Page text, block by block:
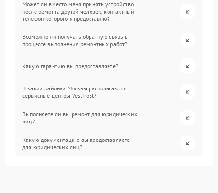
Может ли вместо меня принять устройство
после ремонта другой человек, контактный
телефон которого я предоставлю?
Возможно ли получать обратную связь в
процессе выполнения ремонтных работ?
Какую гарантию вы предоставляете?
В каких районах Москвы располагаются
сервисные центры Vestfrost?
Выполняете ли вы ремонт для юридических
лиц?
Какую документацию вы предоставляете
для юридических лиц?